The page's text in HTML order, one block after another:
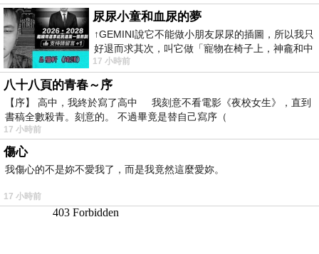
尿尿小童和血尿的夢
↑GEMINI說它不能做小朋友尿尿的插圖，所以我只
好退而求其次，叫它做「寵物在椅子上，神龕和中
年人臉孔」的畫了。 六月底
17 小時前
八十八頁的青春～序
【序】 高中，我終於寫了高中 我刻意不看電影《夜校女生》，直到
書稿全數殺青。刻意的。 不過畢竟是替自己寫序（
17 小時前
傷心
我傷心的不是妳不愛我了，而是我竟然這麼愛妳。
17 小時前